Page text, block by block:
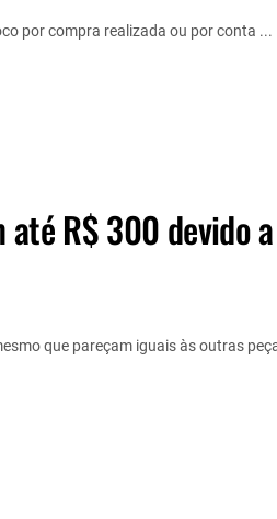
por compra realizada ou por conta ...
até R$ 300 devido a
que pareçam iguais às outras